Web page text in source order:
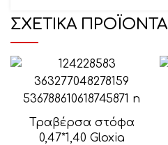
ΣΧΕΤΙΚΆ ΠΡΟΪΌΝΤΑ
Τραβέρσα στόφα
0,47*1,40 Gloxia